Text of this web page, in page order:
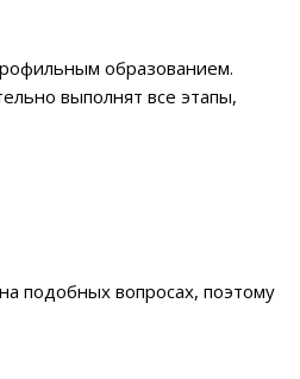
образованием.
выполнят все этапы,
подобных вопросах, поэтому